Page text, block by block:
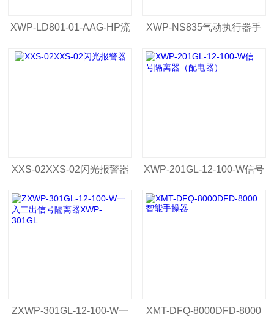
XWP-LD801-01-AAG-HP流
量积算仪LD803
XWP-NS835气动执行器手
XXS-02XXS-02闪光报警器 XWP-201GL-12-100-W信号
ZXWP-301GL-12-100-W一 XMT-DFQ-8000DFD-8000